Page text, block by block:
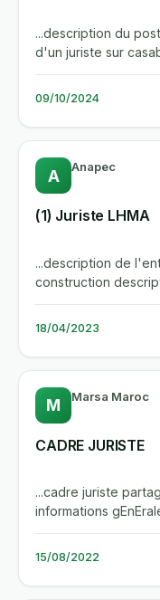
...description du
d'un juriste sur
gerer le...
09/10/2024
A Anapec
(1) Juriste LHMA
...description de
construction
lieu de...
18/04/2023
M Marsa Maroc
CADRE JURISTE
...cadre juriste
informations
sans...
15/08/2022